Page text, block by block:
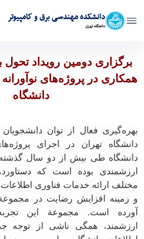
دانشکده مهندسی برق و کامپیوتر
دانشگاه تهران
برگزاری دومین رویداد تحول به
همکاری در پروژه‌های نوآورانه
دانشگاه - ece- دانشکده مهندسی برق و کامپیوتر
برگزاری دومین رویداد تحول
همکاری در پروژه‌های
دانشگاه
بهره‌گیری فعال از توان دانشجویان
دانشگاه تهران در اجرای
دانشگاه طی بیش از دو سال
ارزشمندی بوده است که
مختلف ارائه خدمات فناوری
و زمینه افزایش رضایت در
آورده است. مجموعة این
ارزشمند، همگی ناشی از توجه